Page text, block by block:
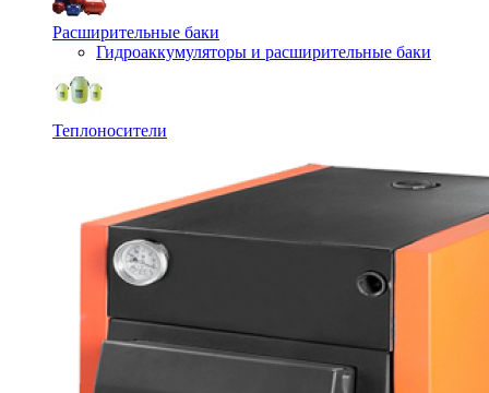
Расширительные баки
Гидроаккумуляторы и расширительные баки
Теплоносители